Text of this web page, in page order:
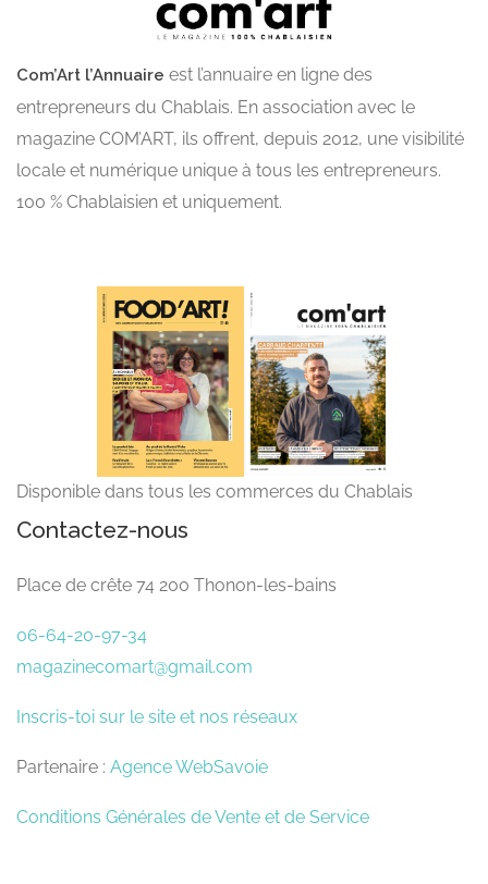
Com’Art l’Annuaire est l’annuaire en ligne des
entrepreneurs du Chablais. En association avec le
magazine COM’ART, ils offrent, depuis 2012, une visibilité
locale et numérique unique à tous les entrepreneurs.
100 % Chablaisien et uniquement.
Disponible dans tous les commerces du Chablais
Contactez-nous
Place de crête 74 200 Thonon-les-bains
06-64-20-97-34
magazinecomart@gmail.com
Inscris-toi sur le site et nos réseaux
Partenaire : Agence WebSavoie
Conditions Générales de Vente et de Service